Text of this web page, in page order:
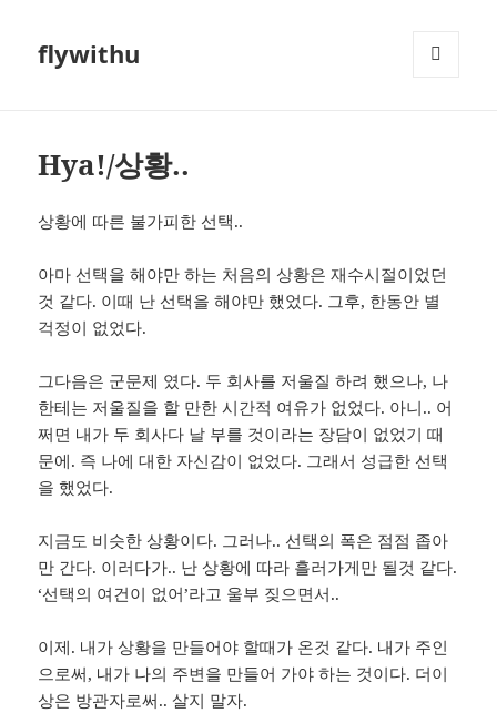
flywithu
Hya!/상황..
상황에 따른 불가피한 선택..
아마 선택을 해야만 하는 처음의 상황은 재수시절이었던
것 같다. 이때 난 선택을 해야만 했었다. 그후, 한동안 별
걱정이 없었다.
그다음은 군문제 였다. 두 회사를 저울질 하려 했으나, 나
한테는 저울질을 할 만한 시간적 여유가 없었다. 아니.. 어
쩌면 내가 두 회사다 날 부를 것이라는 장담이 없었기 때
문에. 즉 나에 대한 자신감이 없었다. 그래서 성급한 선택
을 했었다.
지금도 비슷한 상황이다. 그러나.. 선택의 폭은 점점 좁아
만 간다. 이러다가.. 난 상황에 따라 흘러가게만 될것 같다.
‘선택의 여건이 없어’라고 울부 짖으면서..
이제. 내가 상황을 만들어야 할때가 온것 같다. 내가 주인
으로써, 내가 나의 주변을 만들어 가야 하는 것이다. 더이
상은 방관자로써.. 살지 말자.